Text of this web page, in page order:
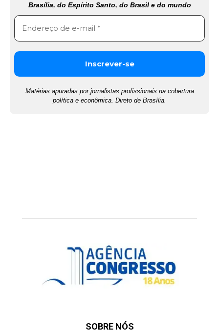
Brasília, do Espírito Santo, do Brasil e do mundo
Matérias apuradas por jornalistas profissionais na cobertura
política e econômica. Direto de Brasília.
SOBRE NÓS